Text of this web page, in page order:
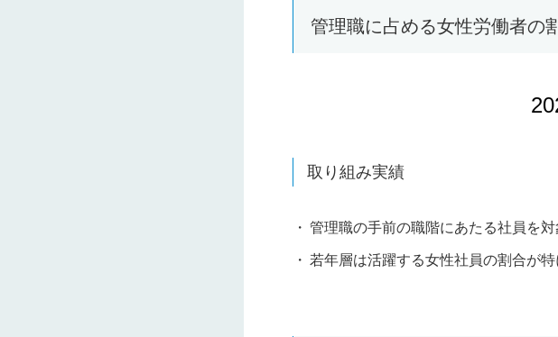
管理職に占める女性労働者の
取り組み実績
管理職の手前の職階にあたる社員を
若年層は活躍する女性社員の割合が